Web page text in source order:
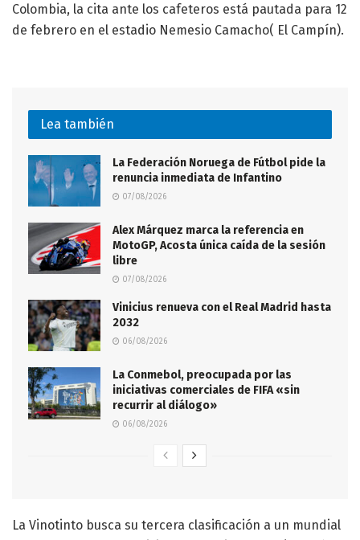
Colombia, la cita ante los cafeteros está pautada para 12
de febrero en el estadio Nemesio Camacho( El Campín).
Lea también
La Federación Noruega de Fútbol pide la
renuncia inmediata de Infantino
07/08/2026
Alex Márquez marca la referencia en
MotoGP, Acosta única caída de la sesión
libre
07/08/2026
Vinicius renueva con el Real Madrid hasta
2032
06/08/2026
La Conmebol, preocupada por las
iniciativas comerciales de FIFA «sin
recurrir al diálogo»
06/08/2026
La Vinotinto busca su tercera clasificación a un mundial